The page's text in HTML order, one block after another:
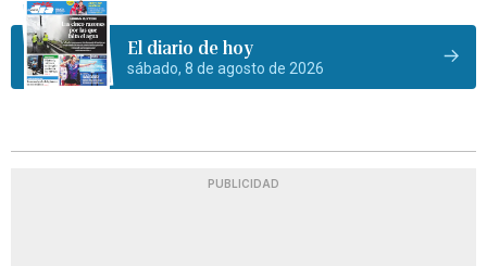
El diario de hoy
sábado, 8 de agosto de 2026
PUBLICIDAD